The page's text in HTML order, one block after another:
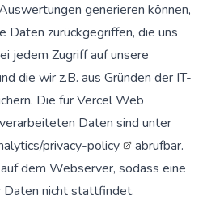
generieren können,
Daten zurückgegriffen, die uns
jedem Zugriff auf unsere
die wir z.B. aus Gründen der IT-
Die für Vercel Web
Daten sind unter
privacy-policy
abrufbar.
dem Webserver, sodass eine
nicht stattfindet.